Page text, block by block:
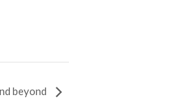
beyond